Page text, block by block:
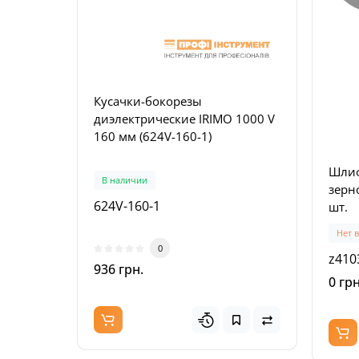
Кусачки-бокорезы
диэлектрические IRIMO 1000 V
160 мм (624V-160-1)
В наличии
624V-160-1
0
936 грн.
В
867
шт.
Нет
0